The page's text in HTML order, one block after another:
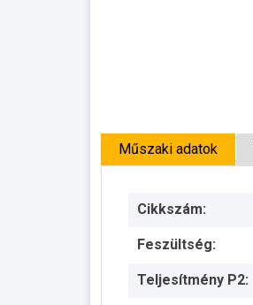
Műszaki adatok
Cikkszám:
Feszültség:
Teljesítmény P2: